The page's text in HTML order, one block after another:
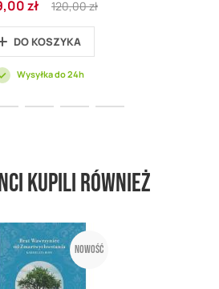
zł
Price
120,00 zł
DO KOSZYKA
Wysyłka do 24h
kupili również
Nowość